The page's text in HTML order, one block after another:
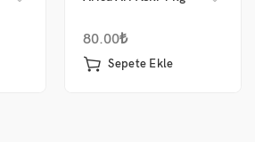
80.00₺
Sepete Ekle